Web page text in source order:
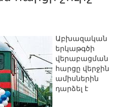
Աբխազական
երկաթգծի
վերաբացման
հարցը վերջին
ամիսներին
դարձել է